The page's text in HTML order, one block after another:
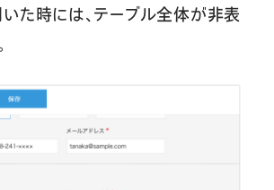
た時には、テーブル全体が非表